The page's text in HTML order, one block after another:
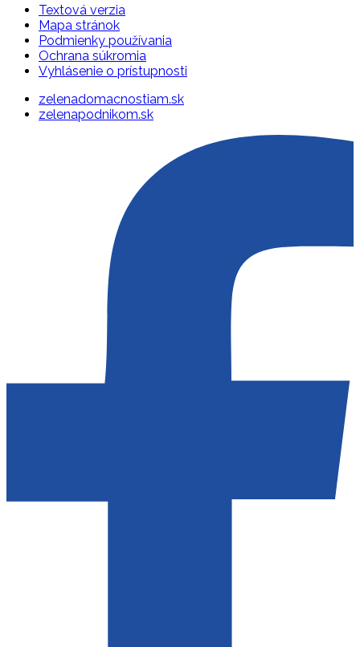
Textová verzia
Mapa stránok
Podmienky používania
Ochrana súkromia
Vyhlásenie o prístupnosti
zelenadomacnostiam.sk
zelenapodnikom.sk